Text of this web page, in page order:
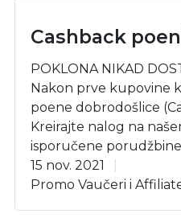
Cashback
POKLONA NIKAD
Nakon prve kupovine
poene dobrodošlice
Kreirajte nalog na
isporučene porudžbine
15 nov. 2021
Promo Vaučeri i